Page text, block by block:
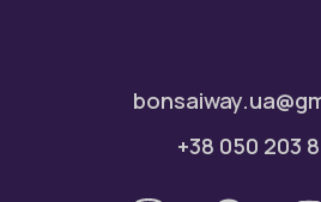
+38 050 203